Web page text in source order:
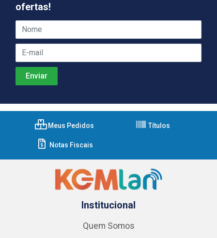
ofertas!
Meus Pedidos Títulos
Notas Fiscais
Institucional
Quem Somos